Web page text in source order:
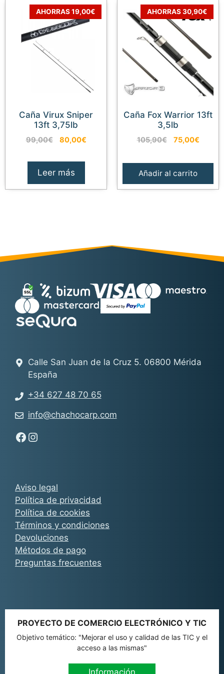
AHORRAS 19,00€
Caña Virux Sniper
13ft 3,75lb
99,00€
El
original
era:
80,00€El
Leer más
AHORRAS 30,90€
Caña Fox Warrior 13ft
3,5lb
105,90€
El
era:
75,00€El
Añadir al carrito
Aviso legal
Política de privacidad
Política de cookies
Términos y condiciones
Devoluciones
Métodos de pago
Preguntas frecuentes
Calle San Juan de la Cruz 5. 06800 Mérida
España
+34 627 48 70 65
info@chachocarp.com
Síguenos en Facebook - Chachocarp
Síguenos en Instagram - Chachocarp
PROYECTO DE COMERCIO ELECTRÓNICO Y TIC
Objetivo temático: "Mejorar el uso y calidad de las TIC y el
acceso a las mismas"